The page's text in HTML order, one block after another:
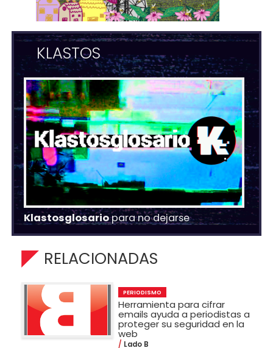
KLASTOS
Klastosglosariopara no dejarse
RELACIONADAS
PERIODISMO
Herramienta para cifrar
emails ayuda a periodistas a
proteger su seguridad en la
web
Lado B